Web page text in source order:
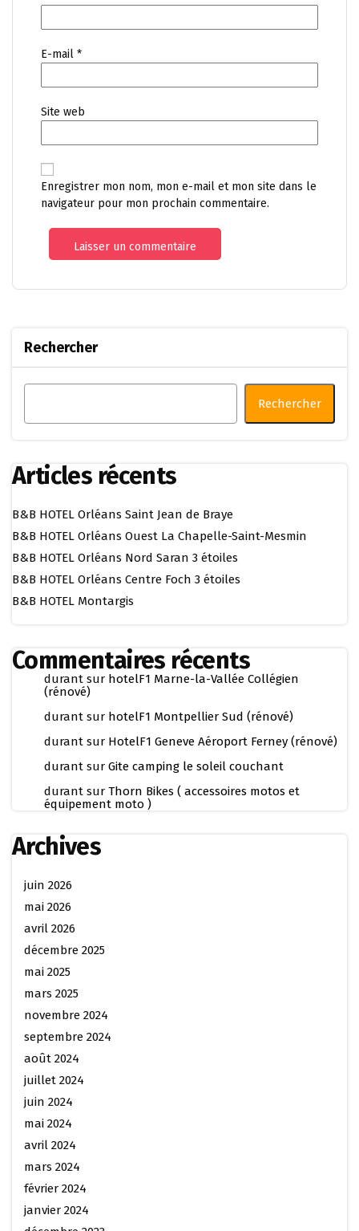
E-mail *
Site web
Enregistrer mon nom, mon e-mail et mon site dans le
navigateur pour mon prochain commentaire.
Rechercher
Rechercher
Articles récents
B&B HOTEL Orléans Saint Jean de Braye
B&B HOTEL Orléans Ouest La Chapelle-Saint-Mesmin
B&B HOTEL Orléans Nord Saran 3 étoiles
B&B HOTEL Orléans Centre Foch 3 étoiles
B&B HOTEL Montargis
Commentaires récents
durant sur hotelF1 Marne-la-Vallée Collégien
(rénové)
durant sur hotelF1 Montpellier Sud (rénové)
durant sur HotelF1 Geneve Aéroport Ferney (rénové)
durant sur Gite camping le soleil couchant
durant sur Thorn Bikes ( accessoires motos et
équipement moto )
Archives
juin 2026
mai 2026
avril 2026
décembre 2025
mai 2025
mars 2025
novembre 2024
septembre 2024
août 2024
juillet 2024
juin 2024
mai 2024
avril 2024
mars 2024
février 2024
janvier 2024